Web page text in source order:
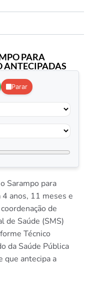
PARA
ANTECIPADAS
Parar
Sarampo para
anos, 11 meses e
de
de Saúde (SMS)
Técnico
da Saúde Pública
que antecipa a